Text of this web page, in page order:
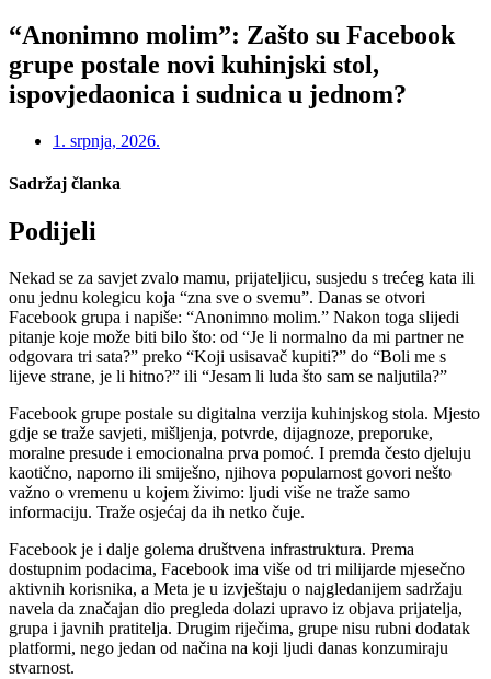
“Anonimno molim”: Zašto su Facebook
grupe postale novi kuhinjski stol,
ispovjedaonica i sudnica u jednom?
1. srpnja, 2026.
Sadržaj članka
Podijeli
Nekad se za savjet zvalo mamu, prijateljicu, susjedu s trećeg kata ili
onu jednu kolegicu koja “zna sve o svemu”. Danas se otvori
Facebook grupa i napiše: “Anonimno molim.” Nakon toga slijedi
pitanje koje može biti bilo što: od “Je li normalno da mi partner ne
odgovara tri sata?” preko “Koji usisavač kupiti?” do “Boli me s
lijeve strane, je li hitno?” ili “Jesam li luda što sam se naljutila?”
Facebook grupe postale su digitalna verzija kuhinjskog stola. Mjesto
gdje se traže savjeti, mišljenja, potvrde, dijagnoze, preporuke,
moralne presude i emocionalna prva pomoć. I premda često djeluju
kaotično, naporno ili smiješno, njihova popularnost govori nešto
važno o vremenu u kojem živimo: ljudi više ne traže samo
informaciju. Traže osjećaj da ih netko čuje.
Facebook je i dalje golema društvena infrastruktura. Prema
dostupnim podacima, Facebook ima više od tri milijarde mjesečno
aktivnih korisnika, a Meta je u izvještaju o najgledanijem sadržaju
navela da značajan dio pregleda dolazi upravo iz objava prijatelja,
grupa i javnih pratitelja. Drugim riječima, grupe nisu rubni dodatak
platformi, nego jedan od načina na koji ljudi danas konzumiraju
stvarnost.